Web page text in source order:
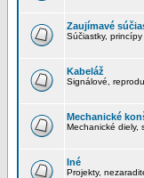
Zaujímavé
Súčiastky,
Kabeláž
Signálové,
Mechanické
Mechanické diely,
Iné
Projekty,